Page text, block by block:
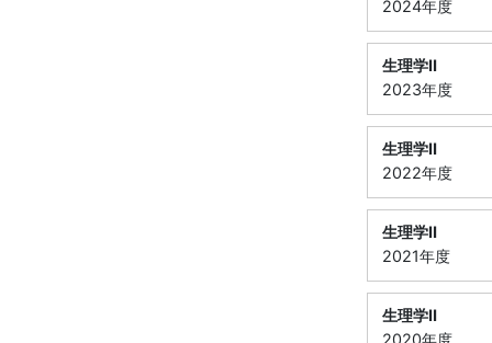
2024年度
生理学Ⅱ
2023年度
生理学Ⅱ
2022年度
生理学Ⅱ
2021年度
生理学Ⅱ